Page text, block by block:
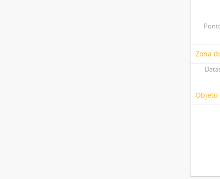
Zona
Objeto